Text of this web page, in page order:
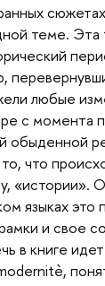
теме.
любые
с момента
обыденной
что
«истории».
языках
и свое
в книге